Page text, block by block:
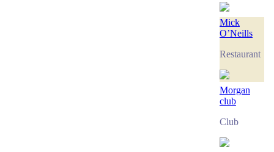
Mick
O’Neills
Restaurant
Morgan
club
Club